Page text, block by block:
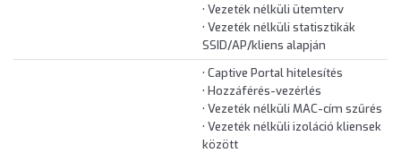
• Vezeték nélküli ütemterv
• Vezeték nélküli statisztikák
SSID/AP/kliens alapján
• Captive Portal hitelesítés
• Hozzáférés-vezérlés
• Vezeték nélküli MAC-cím szűrés
• Vezeték nélküli izoláció kliensek
között